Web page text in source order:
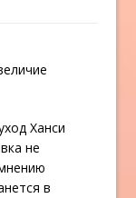
Ханси
не
в